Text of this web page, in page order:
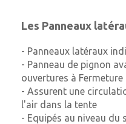
Les Panneaux
- Panneaux latéraux
- Panneau de pignon
ouvertures à Fermeture
- Assurent une
l'air dans la tente
- Equipés au niveau